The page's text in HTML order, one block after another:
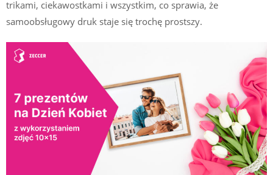
trikami, ciekawostkami i wszystkim, co sprawia, że
samoobsługowy druk staje się trochę prostszy.